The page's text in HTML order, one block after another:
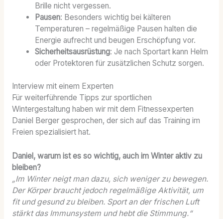
Brille nicht vergessen.
Pausen: Besonders wichtig bei kälteren
Temperaturen – regelmäßige Pausen halten die
Energie aufrecht und beugen Erschöpfung vor.
Sicherheitsausrüstung: Je nach Sportart kann Helm
oder Protektoren für zusätzlichen Schutz sorgen.
Interview mit einem Experten
Für weiterführende Tipps zur sportlichen
Wintergestaltung haben wir mit dem Fitnessexperten
Daniel Berger gesprochen, der sich auf das Training im
Freien spezialisiert hat.
Daniel, warum ist es so wichtig, auch im Winter aktiv zu
bleiben?
„Im Winter neigt man dazu, sich weniger zu bewegen.
Der Körper braucht jedoch regelmäßige Aktivität, um
fit und gesund zu bleiben. Sport an der frischen Luft
stärkt das Immunsystem und hebt die Stimmung.“